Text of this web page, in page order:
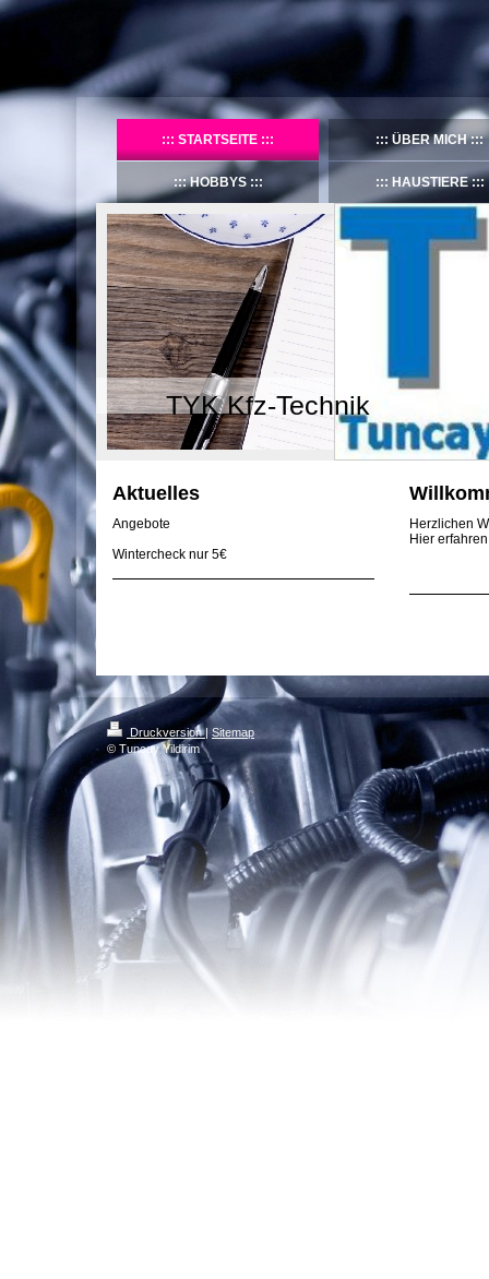
STARTSEITE ÜBER MICH
HOBBYS HAUSTIERE
TYK Kfz-Technik
Herzlichen
Hier
Aktuelles
Angebote
Wintercheck nur 5€
Druckversion| Sitemap
© Tuncay Yildirim